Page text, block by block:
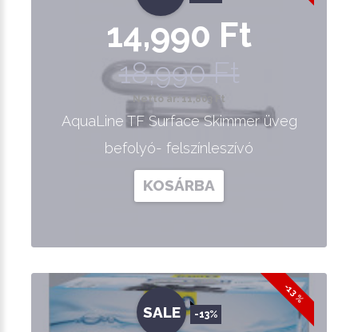
14,990 Ft
18,990 Ft
Nettó ár: 11,803 Ft
AquaLine TF Surface Skimmer üveg
befolyó- felszínleszívó
KOSÁRBA
-13 %
SALE -13%